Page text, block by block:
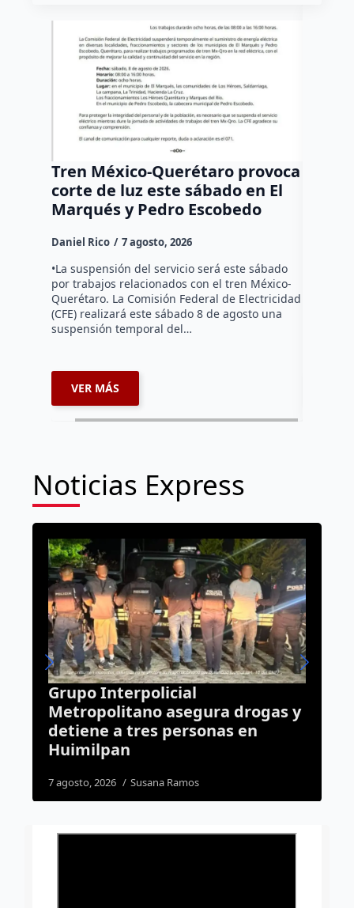
Tren México-Querétaro provoca
corte de luz este sábado en El
Marqués y Pedro Escobedo
Daniel Rico 7 agosto, 2026
•La suspensión del servicio será este sábado
por trabajos relacionados con el tren México-
Querétaro. La Comisión Federal de Electricidad
(CFE) realizará este sábado 8 de agosto una
suspensión temporal del…
VER MÁS
Noticias Express
drogas y
en
Huimilpan celebra boda en
Lengua de Señas y da un
más hacia la inclusión